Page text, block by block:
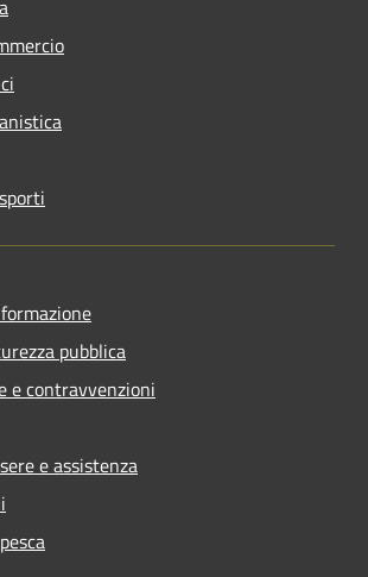
pubblica
e contravvenzioni
e assistenza